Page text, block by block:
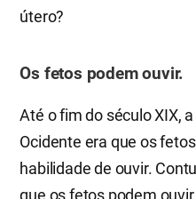
útero?
Os fetos podem ouvir.
Até o fim do século XIX,
Ocidente era que os
habilidade de ouvir.
que os fetos podem